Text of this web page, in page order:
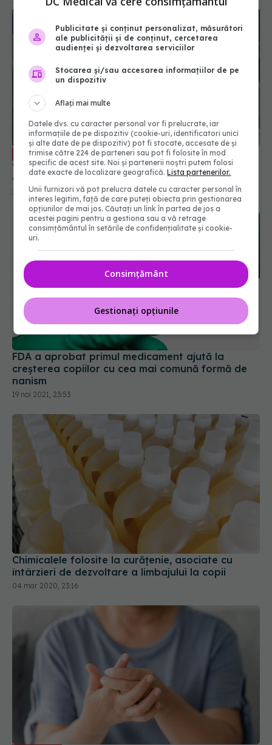
EXCLUSIV Bolile infectocontagioase și
vaccinarea, provocări majore pentru copii. Prof.
dr. Doina Pleșca: Rată mare de morbiditate și
mortalitate
18 oct 2025, 17:30
FDA a aprobat primul medicament ajută la
creșterea copiilor cu cea mai comună formă de
nanism
19 noi 2021, 23:53
Chimicalele folosite la curățenie, asociate cu
întârzieri de dezvoltare a limbajului la copii
04 mar 2020, 23:16
Publicitate și conținut personalizat, măsurători
ale publicității și de conținut, cercetarea
audienței și dezvoltarea serviciilor
Stocarea și/sau accesarea informațiilor de pe
un dispozitiv
Aflați mai multe
Datele dvs. cu caracter personal vor fi prelucrate, iar
informațiile de pe dispozitiv (cookie-uri, identificatori unici
și alte date de pe dispozitiv) pot fi stocate, accesate de și
trimise către 224 de parteneri sau pot fi folosite în mod
specific de acest site. Noi și partenerii noștri putem folosi
date exacte de localizare geografică.Lista partenerilor.
Unii furnizori vă pot prelucra datele cu caracter personal în
interes legitim, față de care puteți obiecta prin gestionarea
opțiunilor de mai jos. Căutați un link în partea de jos a
acestei pagini pentru a gestiona sau a vă retrage
consimțământul în setările de confidențialitate și cookie-
uri.
Consimțământ
Gestionați opțiunile